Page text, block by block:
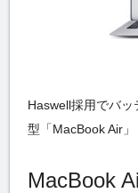
Haswell採用でバ
型「MacBook Air」
MacBook